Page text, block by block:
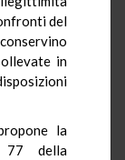
del
in
la
77 della